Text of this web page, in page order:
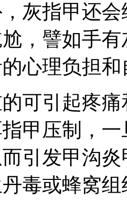
灰指甲还
，譬如手
心理负担
可引起疼
甲压制，
引发甲沟
毒或蜂窝